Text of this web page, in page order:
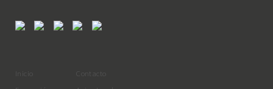
Inicio
Contacto